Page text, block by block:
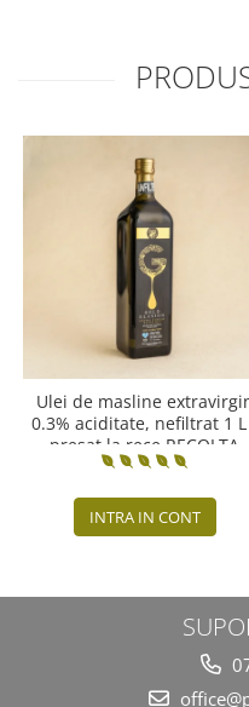
Ulei de masline
0.3% aciditate, nefiltrat 1
presat la rece RECOLTA
NOUA
INTRA IN CONT